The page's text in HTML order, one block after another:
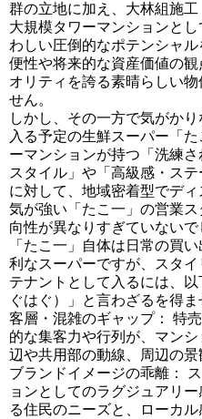
群の立地に加え、大林組施
大規模タワーマンションと
わしい圧倒的なポテンシャ
便性や将来的な資産価値の
オリティを誇る素晴らしい
せん。
しかし、その一方で気がか
入る予定の生鮮スーパー「
ーマンションが持つ「洗練
スタイル」や「高級感・ス
に対して、地域密着型でデ
気が強い「たこ一」の営業
向性が異なりすぎていないで
「たこ一」自体は日常の買
利なスーパーですが、スタ
テナントとして入るには、
ぐはぐ）」と言わざるを得ま
客層・混雑のギャップ： 特
的な集客力や行列が、マン
辺や共用部の動線、周辺の景
ブランドイメージの乖離：
ョンとしてのラグジュアリ
る住民のニーズと、ローカ